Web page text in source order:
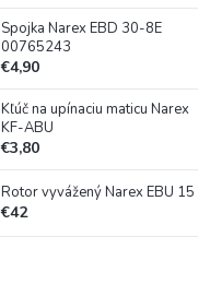
Spojka Narex EBD 30-8E
00765243
€4,90
Kľúč na upínaciu maticu Narex
KF-ABU
€3,80
Rotor vyvážený Narex EBU 15
€42